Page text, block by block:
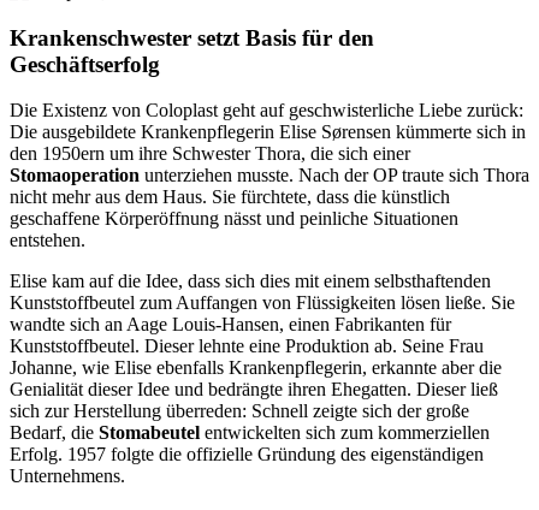
Krankenschwester setzt Basis für den
Geschäftserfolg
Die Existenz von Coloplast geht auf geschwisterliche Liebe zurück:
Die ausgebildete Krankenpflegerin Elise Sørensen kümmerte sich in
den 1950ern um ihre Schwester Thora, die sich einer
Stomaoperation unterziehen musste. Nach der OP traute sich Thora
nicht mehr aus dem Haus. Sie fürchtete, dass die künstlich
geschaffene Körperöffnung nässt und peinliche Situationen
entstehen.
Elise kam auf die Idee, dass sich dies mit einem selbsthaftenden
Kunststoffbeutel zum Auffangen von Flüssigkeiten lösen ließe. Sie
wandte sich an Aage Louis-Hansen, einen Fabrikanten für
Kunststoffbeutel. Dieser lehnte eine Produktion ab. Seine Frau
Johanne, wie Elise ebenfalls Krankenpflegerin, erkannte aber die
Genialität dieser Idee und bedrängte ihren Ehegatten. Dieser ließ
sich zur Herstellung überreden: Schnell zeigte sich der große
Bedarf, die Stomabeutel entwickelten sich zum kommerziellen
Erfolg. 1957 folgte die offizielle Gründung des eigenständigen
Unternehmens.